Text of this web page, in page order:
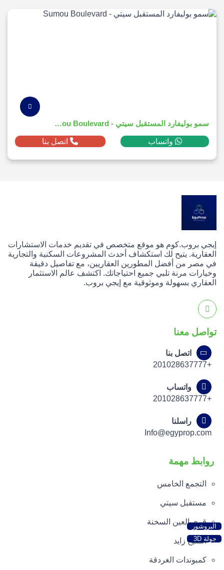
سمو بوليفارد المستقبل سيتي - Sumou Boulevard
واتساب اتصل بنا
إيجي بروب.كوم هو موقع متخصص في تقديم خدمات الاستشارات
العقارية. يتيح لك استكشاف أحدث المشروعات السكنية والتجارية
في مصر من أفضل المطورين العقاريين، مع تفاصيل دقيقة
وخيارات مرنة تلبي جميع احتياجاتك. اكتشف عالم الاستثمار
العقاري بسهولة وموثوقية مع إيجي بروب.
تواصل معنا
اتصل بنا
+201028637777
واتساب
+201028637777
راسلنا
Info@egyprop.com
روابط مهمة
التجمع الخامس
مستقبل سيتي
قري العين السخنة
الشيخ زايد
كمبوندات الغردقة
البروشور
جولة 3D